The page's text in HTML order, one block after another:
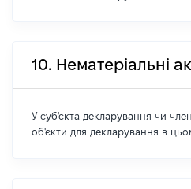
10. Нематеріальні
У суб'єкта декларування чи
об'єкти для декларування в